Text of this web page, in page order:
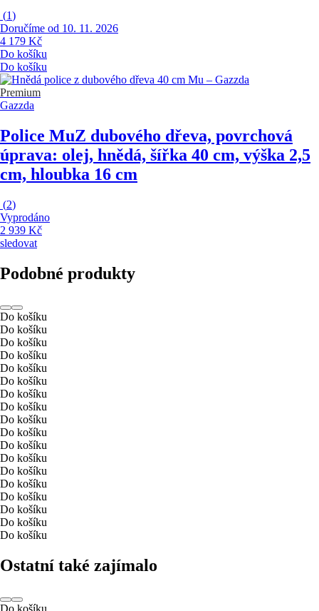
(1)
Doručíme od 10. 11. 2026
4 179 Kč
Do košíku
Do košíku
Premium
Gazzda
Police MuZ dubového dřeva, povrchová
úprava: olej, hnědá, šířka 40 cm, výška 2,5
cm, hloubka 16 cm
(2)
Vyprodáno
2 939 Kč
sledovat
Podobné produkty
Do košíku
Do košíku
Do košíku
Do košíku
Do košíku
Do košíku
Do košíku
Do košíku
Do košíku
Do košíku
Do košíku
Do košíku
Do košíku
Do košíku
Do košíku
Do košíku
Do košíku
Do košíku
Ostatní také zajímalo
Do košíku